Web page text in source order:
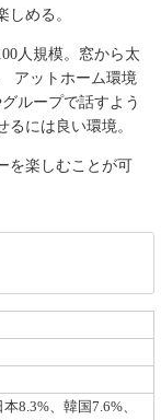
める。
人規模。窓から太
アットホーム環境
ループで話すよう
には良い環境。
を楽しむことが可
8.3%、韓国7.6%、